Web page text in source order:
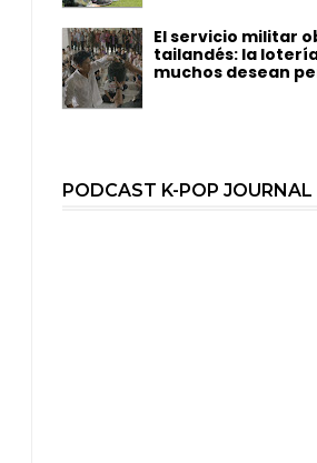
El servicio militar
tailandés: la
muchos desean
PODCAST K-POP JOURNAL